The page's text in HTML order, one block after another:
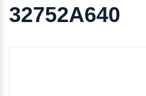
32752A640